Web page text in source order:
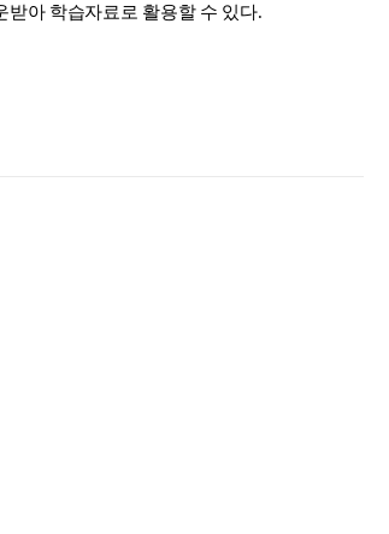
받아 학습자료로 활용할 수 있다.